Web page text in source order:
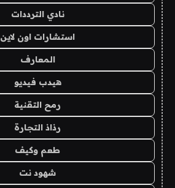
نادي الترددات
استشارات اون لاين
المعارف
هيدب فيديو
رمح التقنية
رذاذ التجارة
طعم وكيف
شهود نت